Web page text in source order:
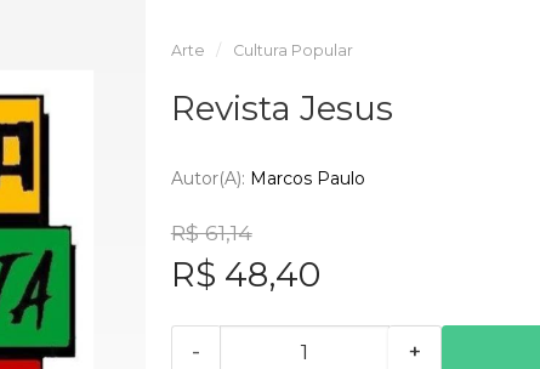
Arte Cultura Popular
Revista Jesus
Autor(a): Marcos Paulo
R$ 61,14
R$ 48,40
- +